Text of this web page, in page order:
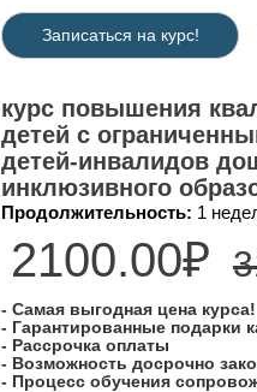
Записаться на курс!
курс повышения
детей с
детей-инвалидов
инклюзивного
Продолжительность: 1
2100.00₽
- Самая выгодная цена курса!
- Гарантированные подарки
- Рассрочка оплаты
- Возможность досрочно
- Процесс обучения